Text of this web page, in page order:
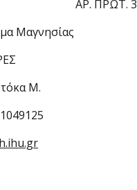
ΑΡ. ΠΡΩΤ.
Μαγνησίας
Μ.